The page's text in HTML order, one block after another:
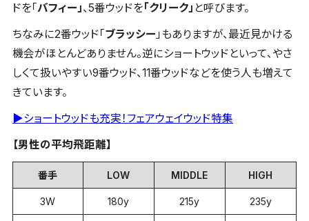
ドを「バフィー」、5番ウッドを「クリーク」 と呼びます。
ちなみに2番ウッド「ブラッシー 」もありますが、最近見かける
機会がほとんどありません。逆にショートウッドといって、やさ
しくて扱いやすい9番ウッド、11番ウッドなどを使う人も増えて
きています。
▶ショートウッドも充実！フェアウェイウッド特集
【男性の平均飛距離】
番手 LOW MIDDLE HIGH
3W 180y 215y 235y